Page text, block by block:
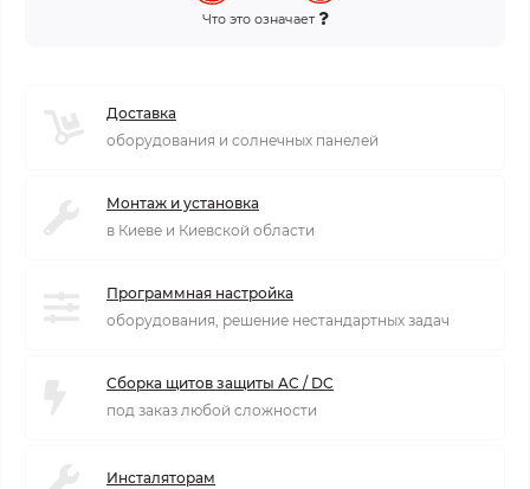
Что это означает
Доставка
оборудования и солнечных панелей
Монтаж и установка
в Киеве и Киевской области
Программная настройка
оборудования, решение нестандартных задач
Сборка щитов защиты AC / DC
под заказ любой сложности
Инсталяторам